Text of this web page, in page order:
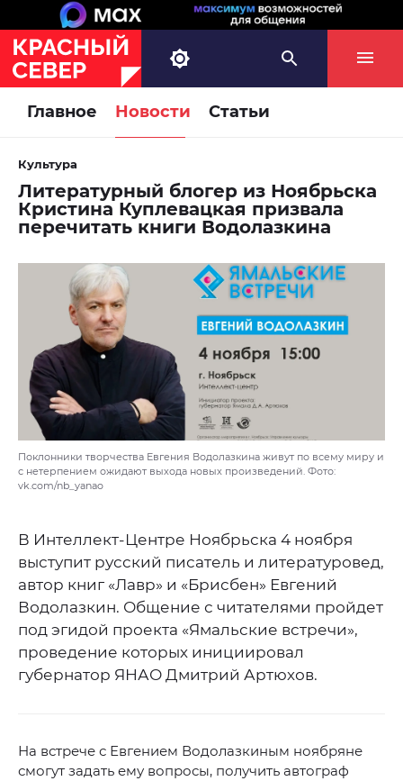
Главное Новости Статьи
Культура
Литературный блогер из Ноябрьска
Кристина Куплевацкая призвала
перечитать книги Водолазкина
Поклонники творчества Евгения Водолазкина живут по всему миру и
с нетерпением ожидают выхода новых произведений. Фото:
vk.com/nb_yanao
В Интеллект-Центре Ноябрьска 4 ноября
выступит русский писатель и литературовед,
автор книг «Лавр» и «Брисбен» Евгений
Водолазкин. Общение с читателями пройдет
под эгидой проекта «Ямальские встречи»,
проведение которых инициировал
губернатор ЯНАО Дмитрий Артюхов.
На встрече с Евгением Водолазкиным ноябряне
смогут задать ему вопросы, получить автограф